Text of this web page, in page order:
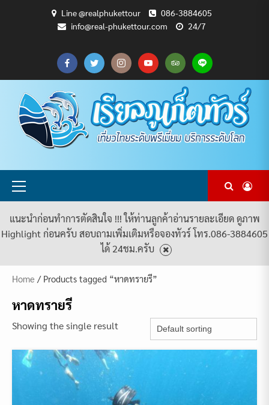
Line @realphukettour
086-3884605
info@real-phukettour.com
24/7
CART
CHECKOUT
MY
ACCOUNT
SAMPLE
PAGE
ทัวร์
ทั้งหมด
บทความ
ท่อง
เที่ยว
ยินดี
ต้อนรับ
สู่
PHUKET
TOUR
เกี่ยว
กับ
เรา
แพ็คเกจ
ทัวร์
ทั้งหมด
Primary
แนะนำก่อนทำการตัดสินใจ !!! ให้ท่านลูกค้าอ่านรายละเอียด ดูภาพ
Highlight ก่อนครับ สอบถามเพิ่มเติมหรือจองทัวร์ โทร.086-3884605
ได้ 24ชม.ครับ
Home / Products tagged “หาดทรายรี”
หาดทรายรี
Showing the single result